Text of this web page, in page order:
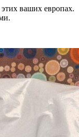
ваших европах.